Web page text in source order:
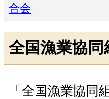
合会
全国漁業協同
「全国漁業協同